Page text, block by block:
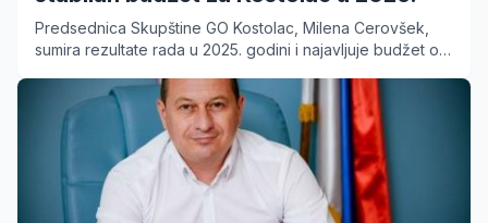
Predsednica Skupštine GO Kostolac, Milena Cerovšek,
sumira rezultate rada u 2025. godini i najavljuje budžet od